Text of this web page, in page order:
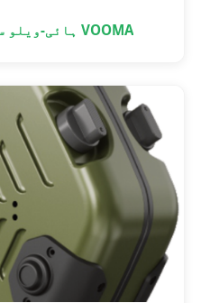
VOOMA ہائی-ویلو سٹی کیمپنگ پنکھا